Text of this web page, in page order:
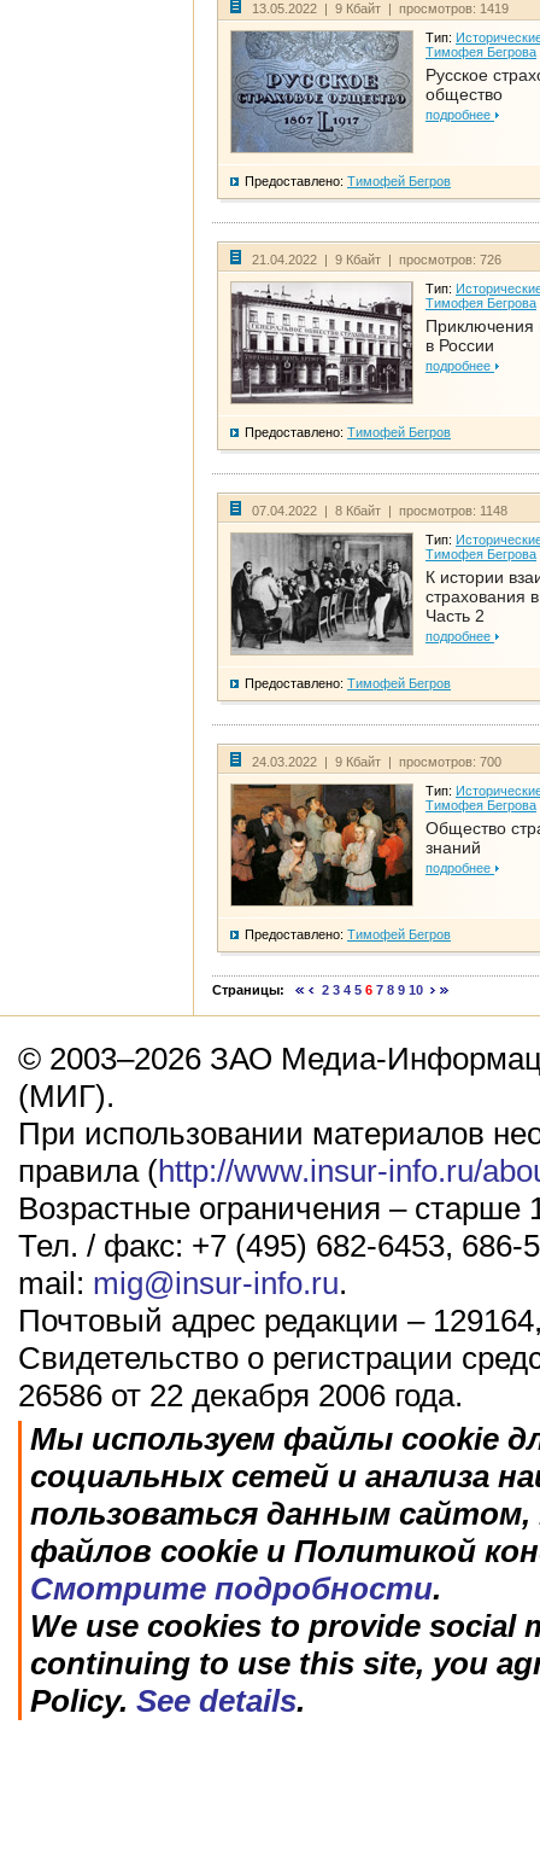
13.05.2022 | 9 Кбайт | просмотров: 1419
Тип:
Тимофея Бегрова
Русское
общество
подробнее
Предоставлено: Тимофей Бегров
21.04.2022 | 9 Кбайт | просмотров: 726
Тип:
Тимофея Бегрова
Приключения
в России
подробнее
Предоставлено: Тимофей Бегров
07.04.2022 | 8 Кбайт | просмотров: 1148
Тип:
Тимофея Бегрова
К истории
страхования
Часть 2
подробнее
Предоставлено: Тимофей Бегров
24.03.2022 | 9 Кбайт | просмотров: 700
Тип:
Тимофея Бегрова
Общество
знаний
подробнее
Предоставлено: Тимофей Бегров
Страницы: 2 3 4 5 6 7 8 9 10
© 2003–2026 ЗАО Медиа-
(МИГ).
При использовании материалов
правила (http://www.insur-info.ru/
Возрастные ограничения – старше
Тел. / факс: +7 (495) 682-6453, 686-
mail: mig@insur-info.ru.
Почтовый адрес редакции –
Свидетельство о регистрации
26586 от 22 декабря 2006 года.
Мы используем файлы cookie
социальных сетей и анализа
пользоваться данным
файлов cookie и Политикой
Смотрите подробности.
We use cookies to provide social
continuing to use this site, you
Policy. See details.